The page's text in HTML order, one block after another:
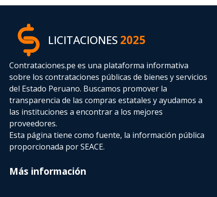
LICITACIONES2025
Contrataciones.pe es una plataforma informativa
sobre los contrataciones públicas de bienes y servicios
del Estado Peruano. Buscamos promover la
transparencia de las compras estatalesy ayudamos a
las instituciones a encontrar a los mejores
proveedores.
Esta página tiene como fuente, la información pública
proporcionada por SEACE.
Más información